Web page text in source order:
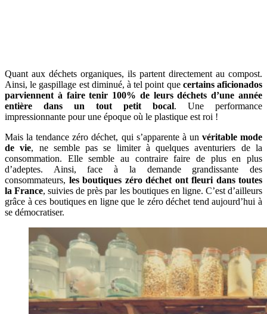
Quant aux déchets organiques, ils partent directement au compost.
Ainsi, le gaspillage est diminué, à tel point que certains aficionados
parviennent à faire tenir 100% de leurs déchets d’une année
entière dans un tout petit bocal. Une performance
impressionnante pour une époque où le plastique est roi !
Mais la tendance zéro déchet, qui s’apparente à un véritable mode
de vie, ne semble pas se limiter à quelques aventuriers de la
consommation. Elle semble au contraire faire de plus en plus
d’adeptes. Ainsi, face à la demande grandissante des
consommateurs, les boutiques zéro déchet ont fleuri dans toutes
la France, suivies de près par les boutiques en ligne. C’est d’ailleurs
grâce à ces boutiques en ligne que le zéro déchet tend aujourd’hui à
se démocratiser.